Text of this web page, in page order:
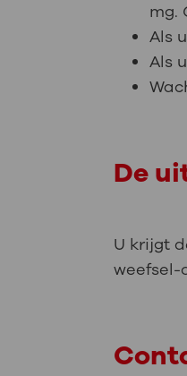
mg.
Als
Als
De
U krijgt
weefsel-